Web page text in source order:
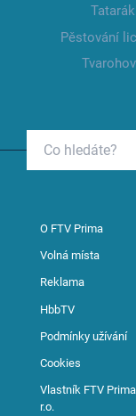
Pěstování
O FTV Prima
Volná místa
Reklama
HbbTV
Podmínky užívání
Cookies
Vlastník FTV
r.o.